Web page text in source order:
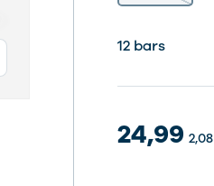
12 bars12 bars
24,99 2,08